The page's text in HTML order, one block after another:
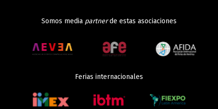
Somos media partnerde estas asociaciones
Ferias internacionales